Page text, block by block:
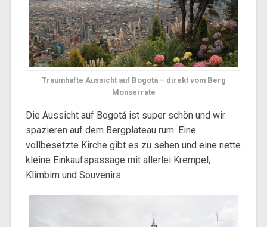
Traumhafte Aussicht auf Bogotá – direkt vom Berg
Monserrate
Die Aussicht auf Bogotá ist super schön und wir
spazieren auf dem Bergplateau rum. Eine
vollbesetzte Kirche gibt es zu sehen und eine nette
kleine Einkaufspassage mit allerlei Krempel,
Klimbim und Souvenirs.